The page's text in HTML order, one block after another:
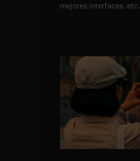
mejores interfaces, etc.